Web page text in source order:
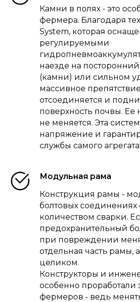
Камни в полях - это
фермера. Благодаря
System, которая
регулируемыми
наезде на
(камни) или сильном
массивное
отсоединяется и
поверхность почвы. Ее
не меняется. Эта
напряжение и
службы самого агрегата!
Модульная рама
Конструкция рамы -
болтовых
количеством сварки.
предохранительный
при повреждении
отдельная часть рамы,
целиком.
Конструкторы и
особенно проработали
фермеров - ведь